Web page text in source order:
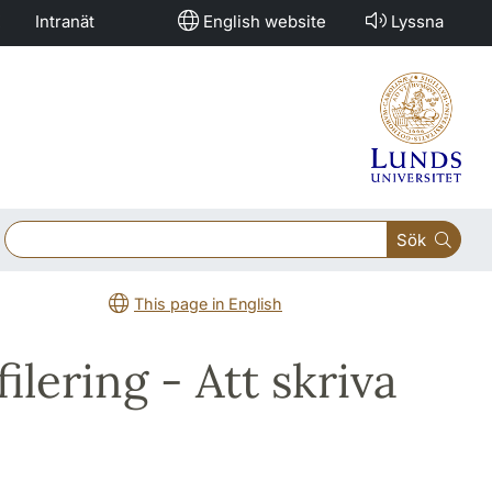
Intranät English website Lyssna
Sök
This page in English
- Att skriva